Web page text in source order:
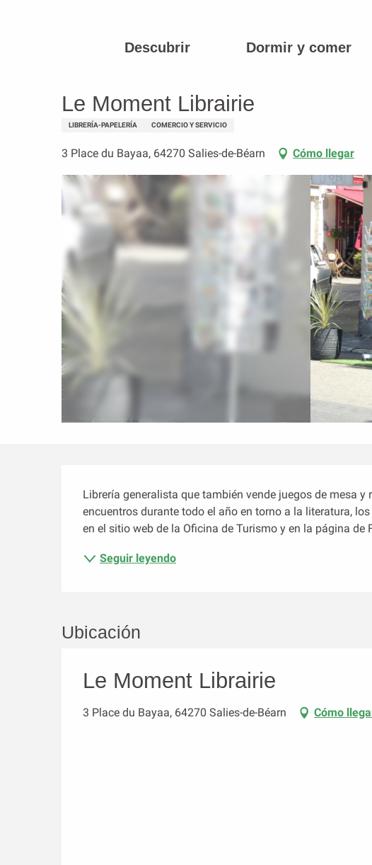
Descubrir Dormir y comer
Le Moment Librairie
Le Moment Librairie
LIBRERÍA-PAPELERÍA COMERCIO Y SERVICIO
3 Place du Bayaa, 64270 Salies-de-Béarn Cómo llegar
Librería generalista que también vende juegos de mesa
encuentros durante todo el año en torno a la literatura,
en el sitio web de la Oficina de Turismo y en la página de
Seguir leyendo
Ubicación
Le Moment Librairie
3 Place du Bayaa, 64270 Salies-de-Béarn Cómo